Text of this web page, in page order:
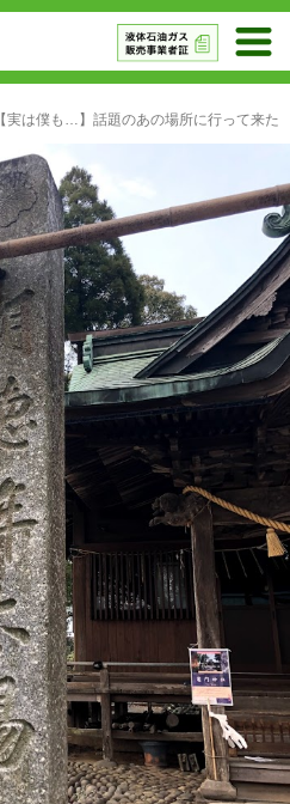
【実は僕も…】話題のあの場所に行って来た